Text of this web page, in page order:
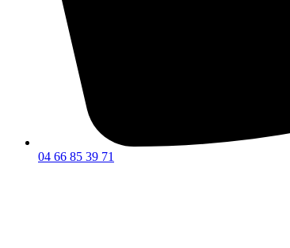
04 66 85 39 71